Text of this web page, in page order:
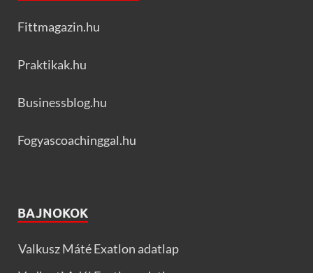
Fittmagazin.hu
Praktikak.hu
Businessblog.hu
Fogyascoachinggal.hu
BAJNOKOK
Valkusz Máté Exatlon adatlap